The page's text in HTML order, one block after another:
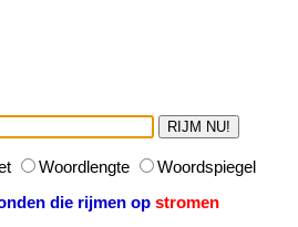
Woordlengte
Woordspiegel
die rijmen op stromen